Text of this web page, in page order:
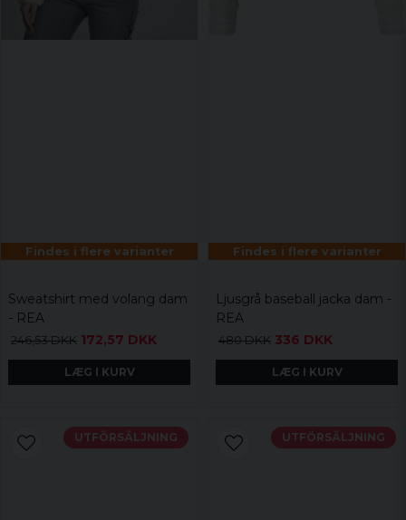
Findes i flere varianter
Sweatshirt med volang dam
- REA
246,53 DKK 172,57 DKK
LÆG I KURV
Findes i flere varianter
Ljusgrå baseball jacka dam -
REA
480 DKK 336 DKK
LÆG I KURV
UTFÖRSÄLJNING UTFÖRSÄLJNING